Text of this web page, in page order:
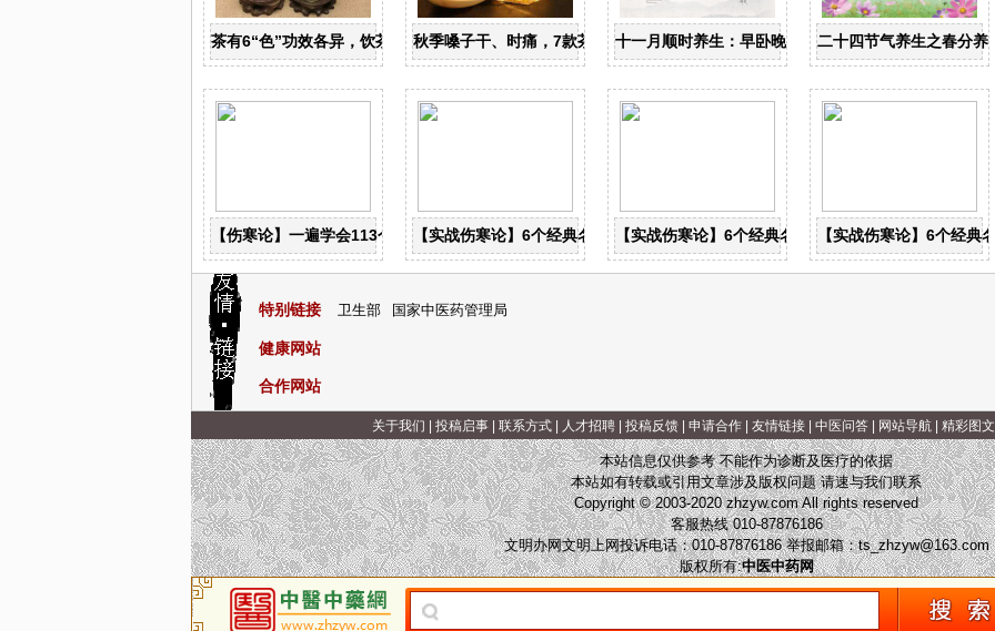
茶有6“色”功效各异，饮茶养生寒温有宜忌秋季嗓子干、时痛，7款茶饮辩证用十一月顺时养生：早卧晚起，保护阳气二十四节气养生之春分养
【伤寒论】一遍学会113个古典经方！【实战伤寒论】6个经典名方，搞定一本伤寒论【实战伤寒论】6个经典名方，搞定一本伤寒论
【实战伤寒论】6个经典
特别链接 卫生部 国家中医药管理局
健康网站
合作网站
关于我们 投稿启事| 联系方式| 人才招聘| 投稿反馈| 申请合作| 友情链接| 中医问答| 网站导航| 精彩图文
本站信息仅供参考 不能作为诊断及医疗的依据
本站如有转载或引用文章涉及版权问题 请速与我们联系
Copyright © 2003-2020 zhzyw.com All rights reserved
客服热线 010-87876186
文明办网文明上网投诉电话：010-87876186 举报邮箱：ts_zhzyw@163.com
版权所有:中医中药网